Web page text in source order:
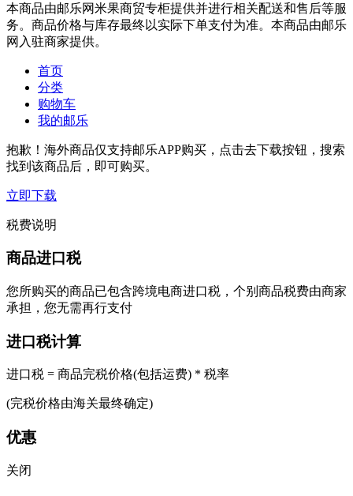
本商品由邮乐网米果商贸专柜提供并进行相关配送和售后等服
务。商品价格与库存最终以实际下单支付为准。本商品由邮乐
网入驻商家提供。
首页
分类
购物车
我的邮乐
抱歉！海外商品仅支持邮乐APP购买，点击去下载按钮，搜索
找到该商品后，即可购买。
立即下载
税费说明
商品进口税
您所购买的商品已包含跨境电商进口税，个别商品税费由商家
承担，您无需再行支付
进口税计算
进口税 = 商品完税价格(包括运费) * 税率
(完税价格由海关最终确定)
优惠
关闭